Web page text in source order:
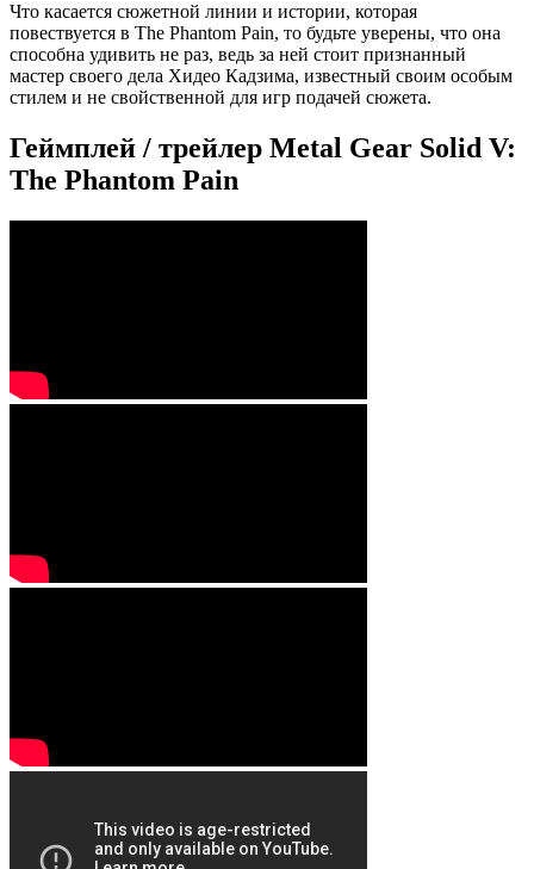
Что касается сюжетной линии и истории, которая
повествуется в The Phantom Pain, то будьте уверены, что она
способна удивить не раз, ведь за ней стоит признанный
мастер своего дела Хидео Кадзима, известный своим особым
стилем и не свойственной для игр подачей сюжета.
Геймплей / трейлер Metal Gear Solid V:
The Phantom Pain